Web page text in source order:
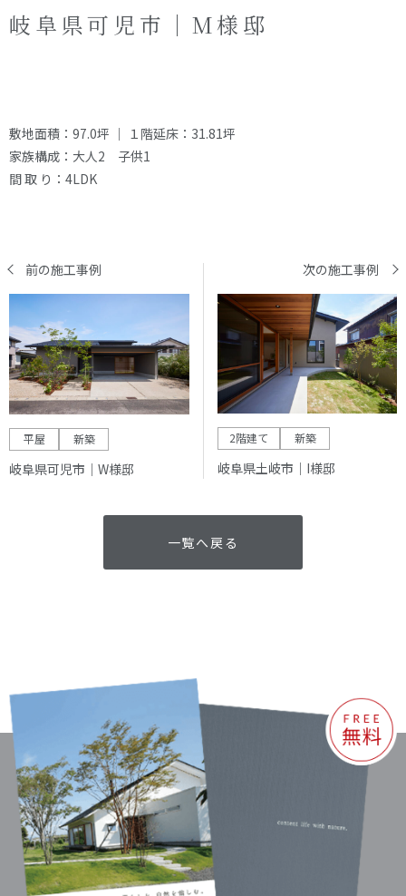
受付時間：9:00～17:00
岐阜県可児市｜M様邸
敷地面積：97.0坪 ｜ １階延床：31.81坪
家族構成：大人2 子供1
間 取 り：4LDK
前の施工事例
平屋 新築
岐阜県可児市｜W様邸
次の施工事例
2階建て 新築
岐阜県土岐市｜I様邸
一覧へ戻る